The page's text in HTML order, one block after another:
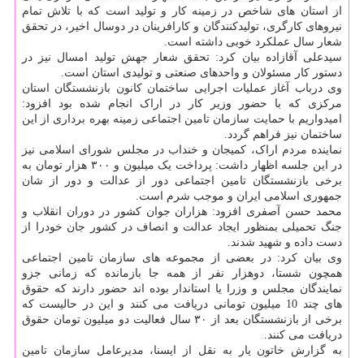
از استان های شاخص در زمینه کار و تولید است که با تلاش تمام
نیروهای کارگری، تولیدکنندگان و کارافرینان در دوسال اخیر، در تحقق
شعار سال عملکرد خوبی داشته است.
سیدعلی آقازاده بیان کرد: تحقق شعار جهش تولید امسال نیز در
دستور کار مسئولان و واحدهای صنعتی و تولیدی استان است.
وی درباب آغاز عملیات اجرایی ساختمان کانون بازنشستگان استان
مرکزی که با حضور وزیر کار در اراک انجام شده بود افزود:
امیدواریم با حمایت سازمان تامین اجتماعی زمینه بهره برداری از این
ساختمان نیز فراهم گردد.
نماینده مردم اراک، کمیجان و خنداب در مجلس شورای اسلامی نیز
در این جلسه اظهار داشت: پرداخت یک میلیون و ۳۰۰ هزار تومان به
برخی بازنشستگان تامین اجتماعی دور از عدالت و دور از شان
جمهوری اسلامی ایران و موجب شرم است.
محمد حسن آصفری افزود: هزاران جوان کشور در دوران انقلاب و
جنگ تحمیلی بمنظور ایجاد عدالت و انصاف در کشور جان خودرا از
دست داده و شهید شدند.
وی بیان کرد: در بعضی از مجموعه های سازمان تامین اجتماعی
همچون شستا، دوهزار نفر از همه جا بازمانده که زمانی جزو
نمایندگان مجلس و وزرا یا استاندار بوده اند حضور دارند که حقوق
های چند 10 میلیون تومانی دریافت می کنند و این در حالیست که
برخی از بازنشستگان بعد از ۳۰ سال فعالیت دو میلیون تومان حقوق
دریافت می کنند.
به گزارش خاتون یار به نقل از ایسنا، مدیرعامل سازمان تامین